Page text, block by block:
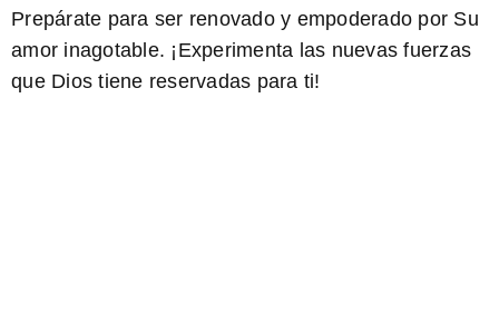
Prepárate para ser renovado y empoderado por Su
amor inagotable. ¡ Experimenta las nuevas fuerzas
que Dios tiene reservadas para ti!